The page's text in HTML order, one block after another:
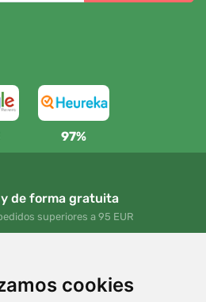
cookies
97%
de forma gratuita
superiores a 95 EUR
gratuitos
su pedido en cualquier momento